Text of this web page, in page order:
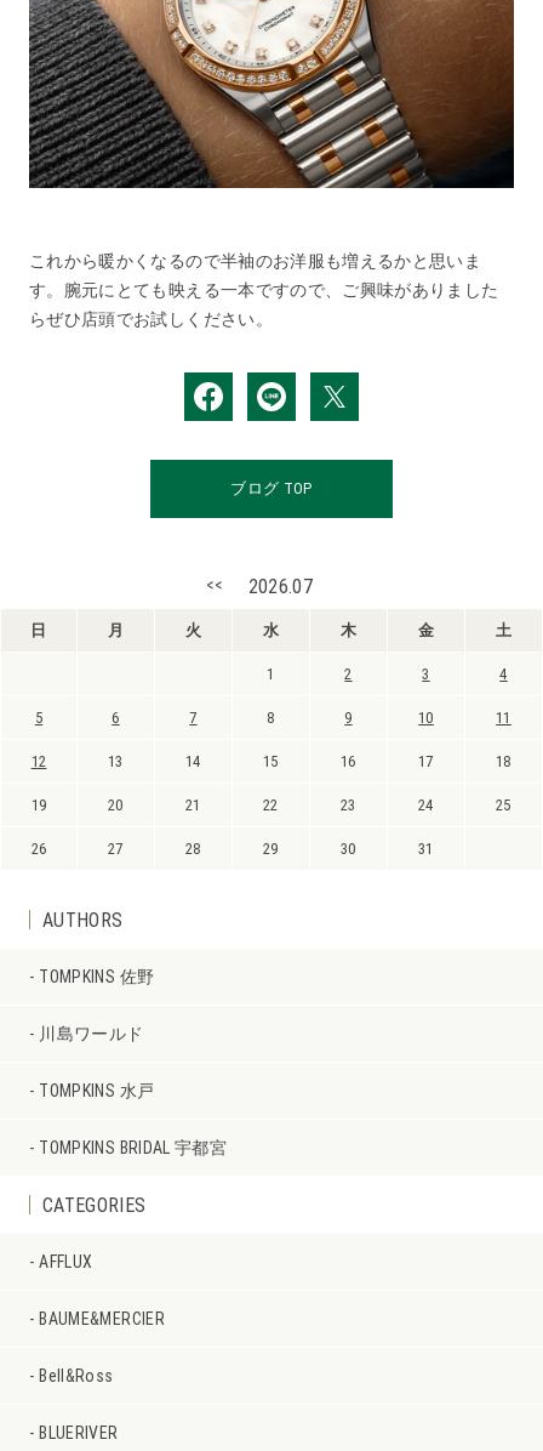
これから暖かくなるので半袖のお洋服も増えるかと思いま
す。腕元にとても映える一本ですので、ご興味がありました
らぜひ店頭でお試しください。
ブログ TOP
<< 2026.07
日 月 火 水 木 金 土
1 2 3 4
5 6 7 8 9 10 11
12 13 14 15 16 17 18
19 20 21 22 23 24 25
26 27 28 29 30 31
AUTHORS
TOMPKINS 佐野
川島ワールド
TOMPKINS 水戸
TOMPKINS BRIDAL 宇都宮
CATEGORIES
AFFLUX
BAUME&MERCIER
Bell&Ross
BLUERIVER